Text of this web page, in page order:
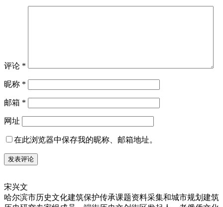
评论 *
昵称 *
邮箱 *
网址
在此浏览器中保存我的昵称、邮箱地址。
宋兴文
哈尔滨市历史文化建筑保护传承课题资料采集和城市规划建筑